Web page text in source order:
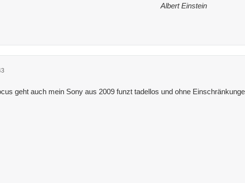
Albert Einstein
geht auch mein Sony aus 2009 funzt tadellos und ohne